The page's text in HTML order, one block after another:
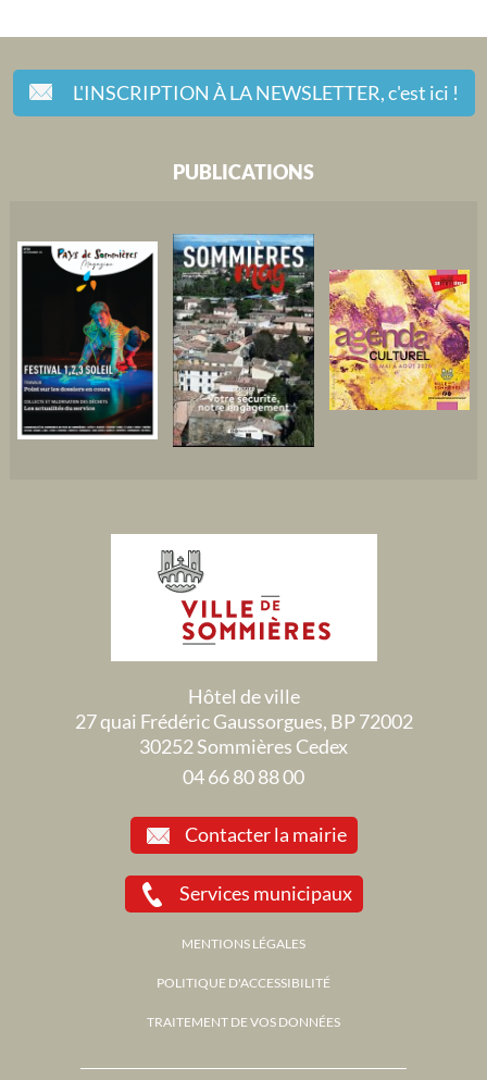
L'INSCRIPTION À LA NEWSLETTER,c'est ici !
PUBLICATIONS
Hôtel de ville
27 quai Frédéric Gaussorgues, BP 72002
30252 Sommières Cedex
04 66 80 88 00
Contacter la mairie
Services municipaux
MENTIONS LÉGALES
POLITIQUE D'ACCESSIBILITÉ
TRAITEMENT DE VOS DONNÉES